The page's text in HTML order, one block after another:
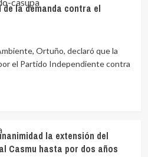
la demanda contra el
Ortuño, declaró que la
el Partido Independiente contra
la extensión del
Casmu hasta por dos años